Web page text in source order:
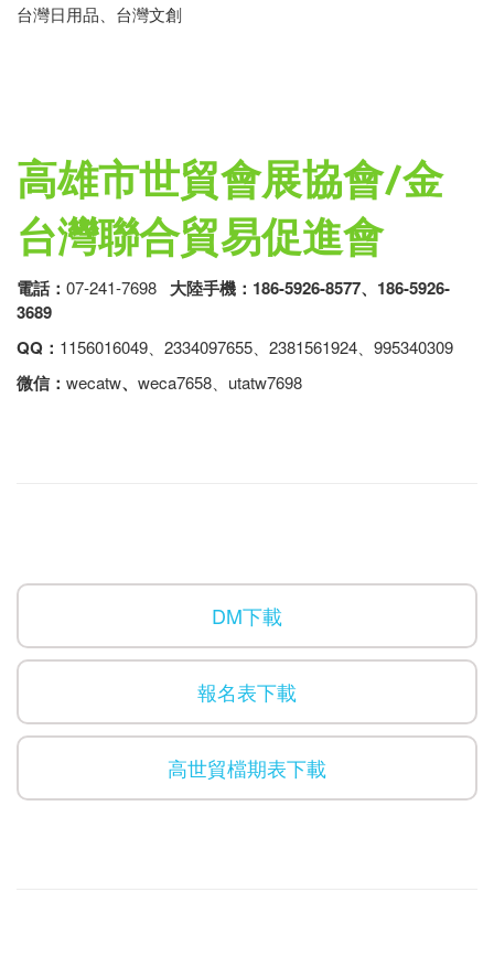
台灣日用品、台灣文創
高雄市世貿會展協會/金
台灣聯合貿易促進會
電話： 07-241-7698
大陸手機：186-5926-8577、186-5926-
3689
QQ ： 1156016049、2334097655、2381561924、995340309
微信： wecatw、 weca7658、utatw7698
DM下載
報名表下載
高世貿檔期表下載